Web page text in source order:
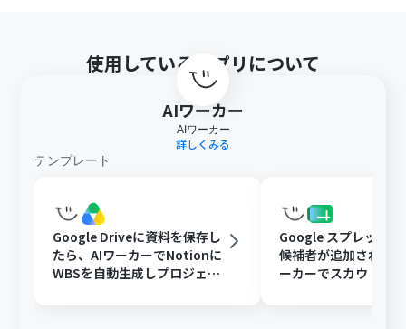
使用しているアプリについて
AIワーカー
AIワーカー
詳しくみる
テンプレート
Google Driveに資料を保存し
たら、AIワーカーでNotionに
WBSを自動生成しプロジェク
Google スプレッドシ
候補者が追加された
ーカーでスカウト文